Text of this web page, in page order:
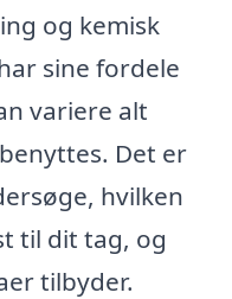
og kemisk
sine fordele
variere alt
Det er
hvilken
til dit tag, og
tilbyder.